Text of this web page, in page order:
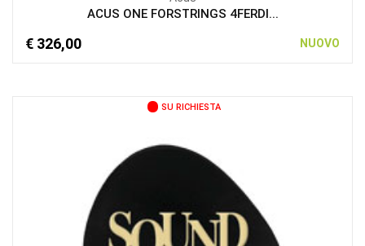
ACUS ONE FORSTRINGS 4FERDI...
€ 326,00 NUOVO
SU RICHIESTA